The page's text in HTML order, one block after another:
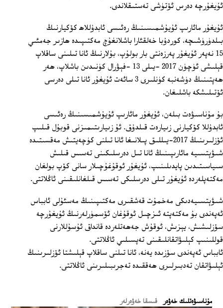
ئۇيغۇرچە دەرس ئۆتۈشى تەستىقلاندى.
ئۇيغۇر مائارىپ ئۇيۇشمىسىنىڭ رەئىسى ئابدۇللاھ كۆكيارنىڭ
بىلدۈرۈشىچە، كوردۇبا خەلقئارا باشلانغۇچ مەكتىپىدە ھازىر جەمئىي
15 نەپەر ئۇيغۇر پەرزەنتى بار بولۇپ، بۇلارنىڭ ئانا تىلىنى ساقلاپ
قېلىشى ئۈچۈن 2017 -يىلى 13 -فېۋرال كۈنىدىن باشلاپ، ھەر
ھەپتىنىڭ دۈشەنبە كۈنلىرى 3 سائەت ئۇيغۇر ئانا تىلى دەرسى
ئۆتىلىشكە باشلىغان.
بۇ مۇناسىۋەت بىلەن، ئۇيغۇر مائارىپ ئۇيۇشمىسىنىڭ رەئىسى
ئابدۇللا كۆكيارنى زىيارەت قىلدۇق. ئۇ زىيارىتىمىزنى قوبۇل قىلىپ
ئۆزلىرىنىڭ 2017-يىللىق پىلانىغا ئانا تىلنى كۈچەيتىش مەقسىتىدە
شىۋېتسىيە مائارىپىنىڭ ئانا تىل دەرسلىكىنى تەسىس قىلىش
سىياسىتىدىن پايدىلىنىپ، ئۇيغۇر ئوقۇغۇچىلار سانى كۆپ بولغان
مەكتەپلەردە ئۇيغۇر تىلى دەرسلىكى تەسىس قىلغانلىقىنى ئاڭلاتتى.
شىۋېتسىيەدىكى مەخمۇت قەشقىرى مەكتىپىنىڭ مەسئۇلى ئابباس
ئەپەندى بۇ مەكتەپتە ئىزچىل ئوقۇغان ئۆسمۈرلەرنىڭ ئۇيغۇرچە
سۆزلىشىش، يېزىش، ئوقۇش جەھەتلەردە قانداق ئۇسۇللارنى
قوللىنىپ كېلىۋاتقانلىقىنى تەپسىلىي ئاڭلاتتى.
ئابباس ئەپەندى سۆزىدە يەنە، ئانا تىلنى ساقلاپ قېلىشتا ئۆزلىرىنىڭ
ئېلىۋاتقان تەدبىرلىرى ھەققىدە تەجرىبىلىرىنى ئاڭلاتتى.
ﻣﯘﻧﺎﺳﯩﯟﻩﺗﻠﯩﻚ ﺧﻪﯞﻩﺭ قىسقا خەۋەرلەر